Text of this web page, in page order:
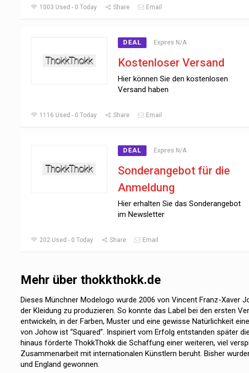
1003 Used - 0 Today Share Email
DEAL Expires N/A
Kostenloser Versand
Hier können Sie den kostenlosen
Versand haben
1116 Used - 0 Today Share Email
DEAL Expires N/A
Sonderangebot für die
Anmeldung
Hier erhalten Sie das Sonderangebot
im Newsletter
202 Used - 0 Today Share Email
Mehr über thokkthokk.de
Dieses Münchner Modelogo wurde 2006 von Vincent Franz-Xaver
der Kleidung zu produzieren. So konnte das Label bei den ersten
entwickeln, in der Farben, Muster und eine gewisse Natürlichkeit
von Johow ist “Squared”. Inspiriert vom Erfolg entstanden später
hinaus förderte ThokkThokk die Schaffung einer weiteren, viel
Zusammenarbeit mit internationalen Künstlern beruht. Bisher
und England gewonnen.